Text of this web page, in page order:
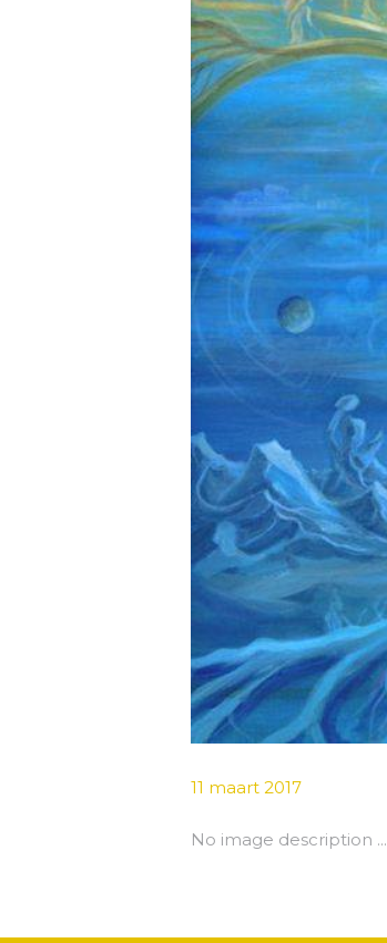
11 maart 2017
No image description ...